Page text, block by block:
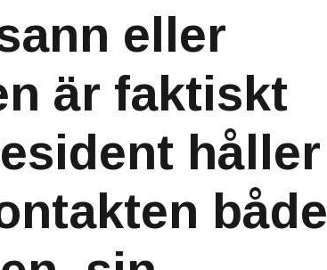
eller
är faktiskt
håller
både